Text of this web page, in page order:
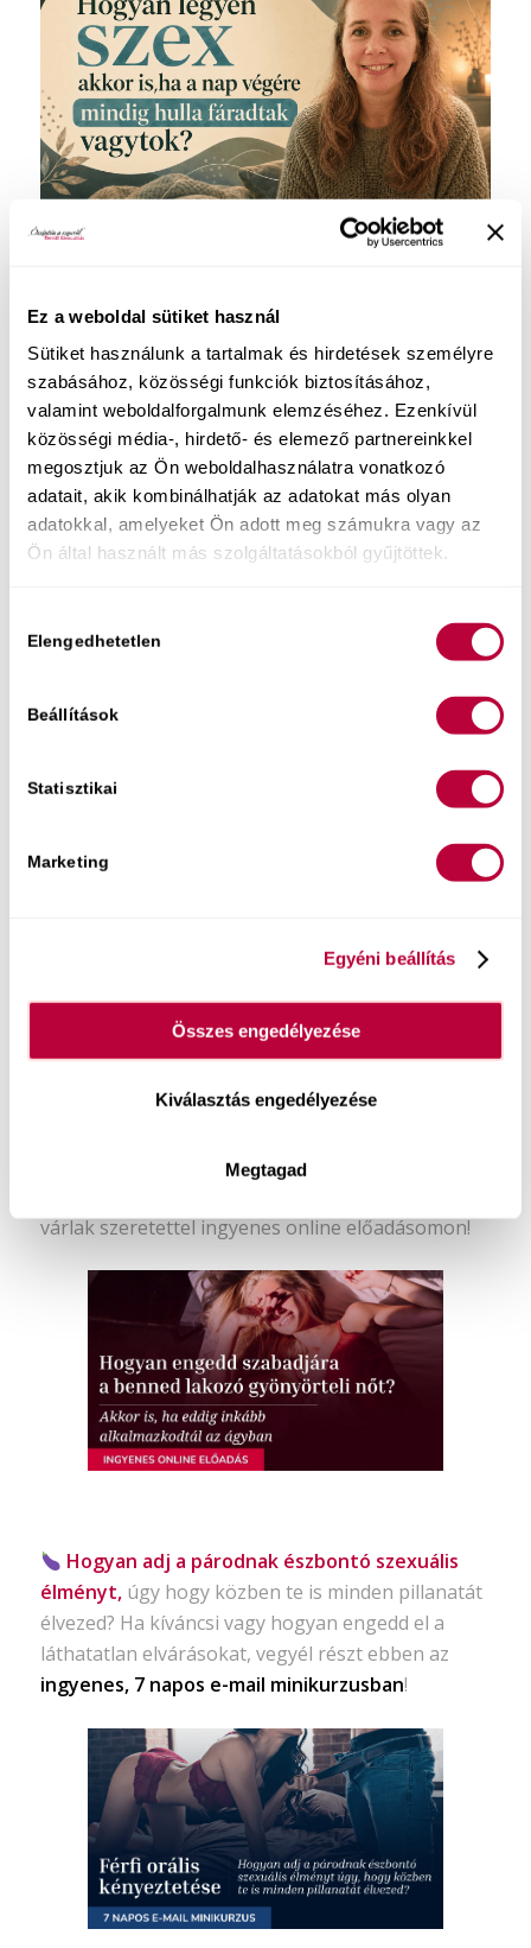
Ez a weboldal sütiket használ
Sütiket használunk a tartalmak és hirdetések személyre
szabásához, közösségi funkciók biztosításához,
valamint weboldalforgalmunk elemzéséhez. Ezenkívül
közösségi média-, hirdető- és elemező partnereinkkel
megosztjuk az Ön weboldalhasználatra vonatkozó
adatait, akik kombinálhatják az adatokat más olyan
adatokkal, amelyeket Ön adott meg számukra vagy az
Ön által használt más szolgáltatásokból gyűjtöttek.
kiválasztása
Elengedhetetlen
Beállítások
Statisztikai
Marketing
Egyéni beállítás
Összes engedélyezése
Kiválasztás engedélyezése
Megtagad
Könyvem:
Most a tiéd lehet egy olyan kommunikációs
és önismereti eszköztár, amivel igazán izgalmas
és örömteli lehet a beszélgetés, ráadásul
játékosan le is bonthatod a szégyenlősséget, hogy
az együttléteid egész jóból éteri szintre
emelkedjenek!
Nyíltan a szexről – kézikönyv és
Ingyenes tartalmaim:
gyönyörteli nőt, ha eddig inkább alkalmazkodtál
teheted örömtelivé a szexuális életed és
várlak szeretettel ingyenes online előadásomon!
Hogyan adj a párodnak észbontó szexuális
élményt, úgy hogy közben te is minden pillanatát
élvezed? Ha kíváncsi vagy hogyan engedd el a
láthatatlan elvárásokat, vegyél részt ebben az
ingyenes, 7 napos e-mail minikurzusban!